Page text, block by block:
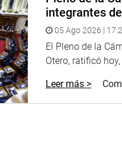
integrantes
05 Ago 2026 |
El Pleno de la
Otero, ratificó
Leer más >